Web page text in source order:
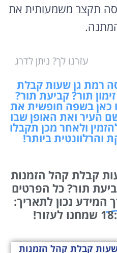
תקצר משמעותית את
עזרנו לך? ניתן לדרג
רמת גן שעות קבלת
תור? קביעת תור?
כאן בשפה חופשית את
העיר ואת האופן שבו
ולאחר מכן תקבלו
ביותר!
קבלת קהל הזמנות
תור? כל הפרטים
המידע נכון לתאריך:
שעות קבלת קהל הזמנות